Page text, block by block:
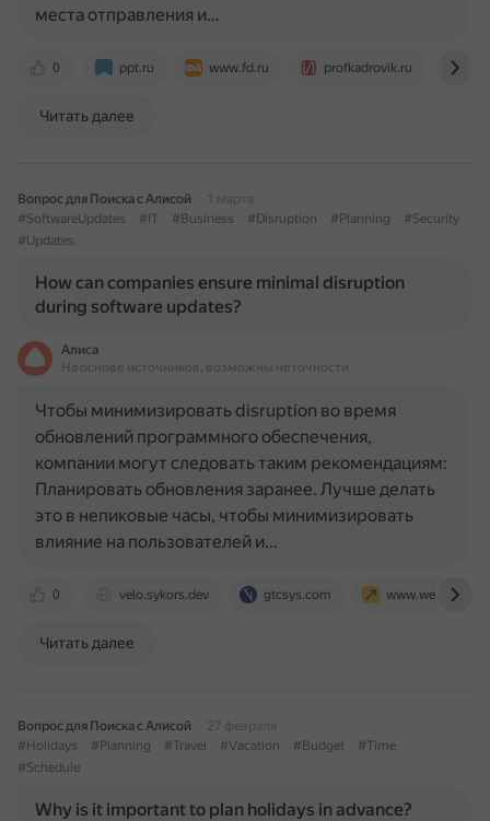
0 ppt.ru www.fd.ru profkadrovik.ru
места отправления и…
Читать далее
Вопрос для Поиска с Алисой
1 марта
#SoftwareUpdates
#IT #Business #Disruption #Planning
#Security
#Updates
How can companies ensure minimal disruption
during software updates?
Алиса
На основе источников, возможны неточности
0 velo.sykors.dev gtcsys.com
Чтобы минимизировать disruption во время
обновлений программного обеспечения,
компании могут следовать таким рекомендациям:
Планировать обновления заранее. Лучше делать
это в непиковые часы, чтобы минимизировать
влияние на пользователей и…
Читать далее
Вопрос для Поиска с Алисой
27 февраля
#Holidays
#Planning #Travel #Vacation #Budget
#Time
#Schedule
Why is it important to plan holidays in advance?